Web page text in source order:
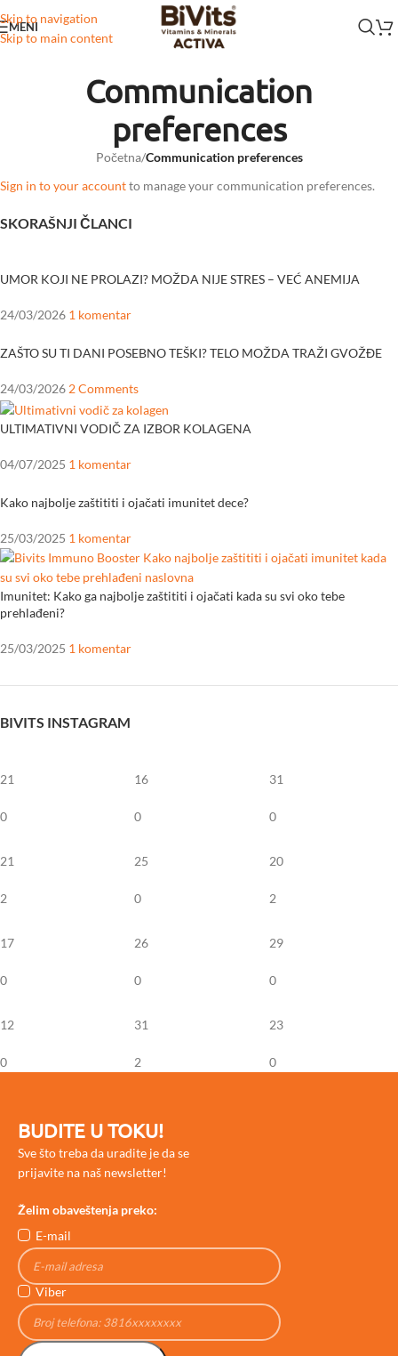
Skip to navigation
Skip to main content
MENI
Communication
preferences
Početna/Communication preferences
Sign in to your accountto manage your communication preferences.
SKORAŠNJI ČLANCI
UMOR KOJI NE PROLAZI? MOŽDA NIJE STRES – VEĆ ANEMIJA
24/03/2026 1 komentar
ZAŠTO SU TI DANI POSEBNO TEŠKI? TELO MOŽDA TRAŽI GVOŽĐE
24/03/2026 2 Comments
ULTIMATIVNI VODIČ ZA IZBOR KOLAGENA
04/07/2025 1 komentar
Kako najbolje zaštititi i ojačati imunitet dece?
25/03/2025 1 komentar
Imunitet: Kako ga najbolje zaštititi i ojačati kada su svi oko tebe
prehlađeni?
25/03/2025 1 komentar
BIVITS INSTAGRAM
21
0
16
0
31
0
21
2
25
0
20
2
17
0
26
0
29
0
12
0
31
2
23
0
BUDITE U TOKU!
Sve što treba da uradite je da se
prijavite na naš newsletter!
Želim obaveštenja preko:
E-mail
Viber